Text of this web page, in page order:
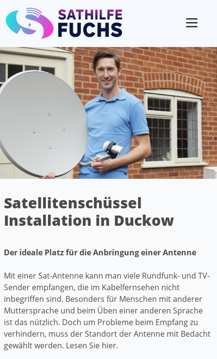
Satellitenschüssel
Installation in Duckow
Der ideale Platz für die Anbringung einer Antenne
Mit einer Sat-Antenne kann man viele Rundfunk- und TV-
Sender empfangen, die im Kabelfernsehen nicht
inbegriffen sind. Besonders für Menschen mit anderer
Muttersprache und beim Üben einer anderen Sprache
ist das nützlich. Doch um Probleme beim Empfang zu
verhindern, muss der Standort der Antenne mit Bedacht
gewählt werden. Lesen Sie hier.